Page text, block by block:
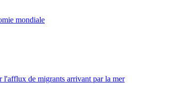
mondiale
l'afflux de migrants arrivant par la mer